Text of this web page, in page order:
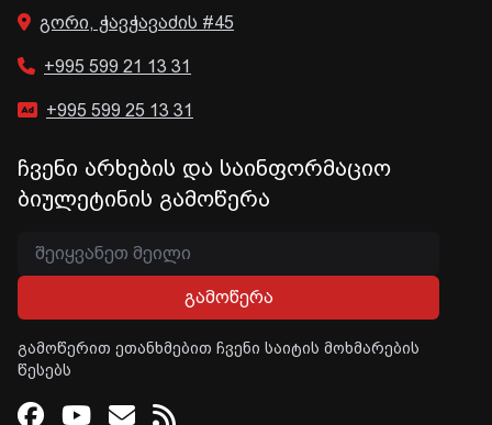
გორი, ჭავჭავაძის #45
+995 599 21 13 31
+995 599 25 13 31
ჩვენი არხების და საინფორმაციო
ბიულეტინის გამოწერა
გამოწერა
გამოწერით ეთანხმებით ჩვენი საიტის მოხმარების
წესებს
Facebook
Youtube
Email
RSS